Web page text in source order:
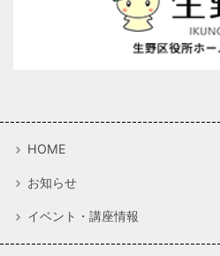
HOME
お知らせ
イベント・講座情報